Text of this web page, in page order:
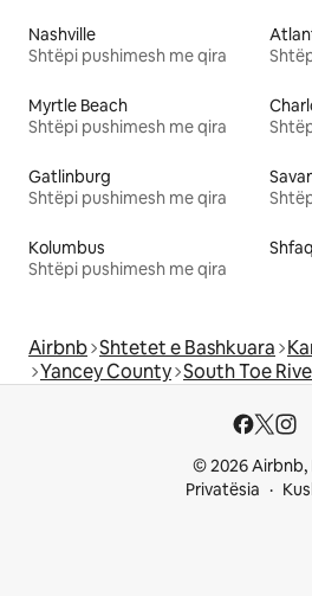
Nashville
Shtëpi pushimesh me qira
Myrtle Beach
Shtëpi pushimesh me qira
Gatlinburg
Shtëpi pushimesh me qira
Kolumbus
Shtëpi pushimesh me qira
Airbnb Shtetet e Bashkuara
Yancey County South Toe
© 2026 Airbnb,
Privatësia